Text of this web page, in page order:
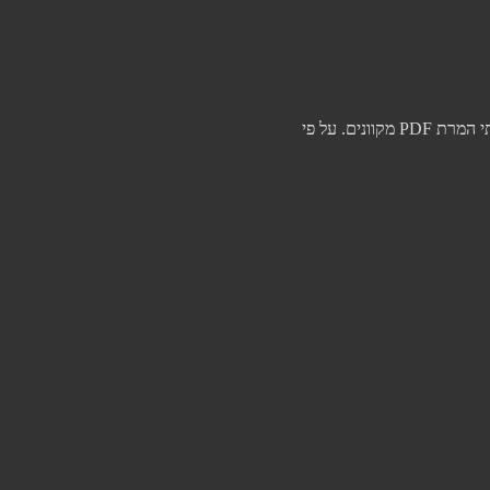
סכנות חמורות בשימוש בממירי PDF לא מאומתים לאחרונה פרסם ה-FBI אזהרה חמורה לציבור בנוגע לפעילות זדונית המתבצעת תחת מסווה של שירותי המרת PDF מקוונים. על פי